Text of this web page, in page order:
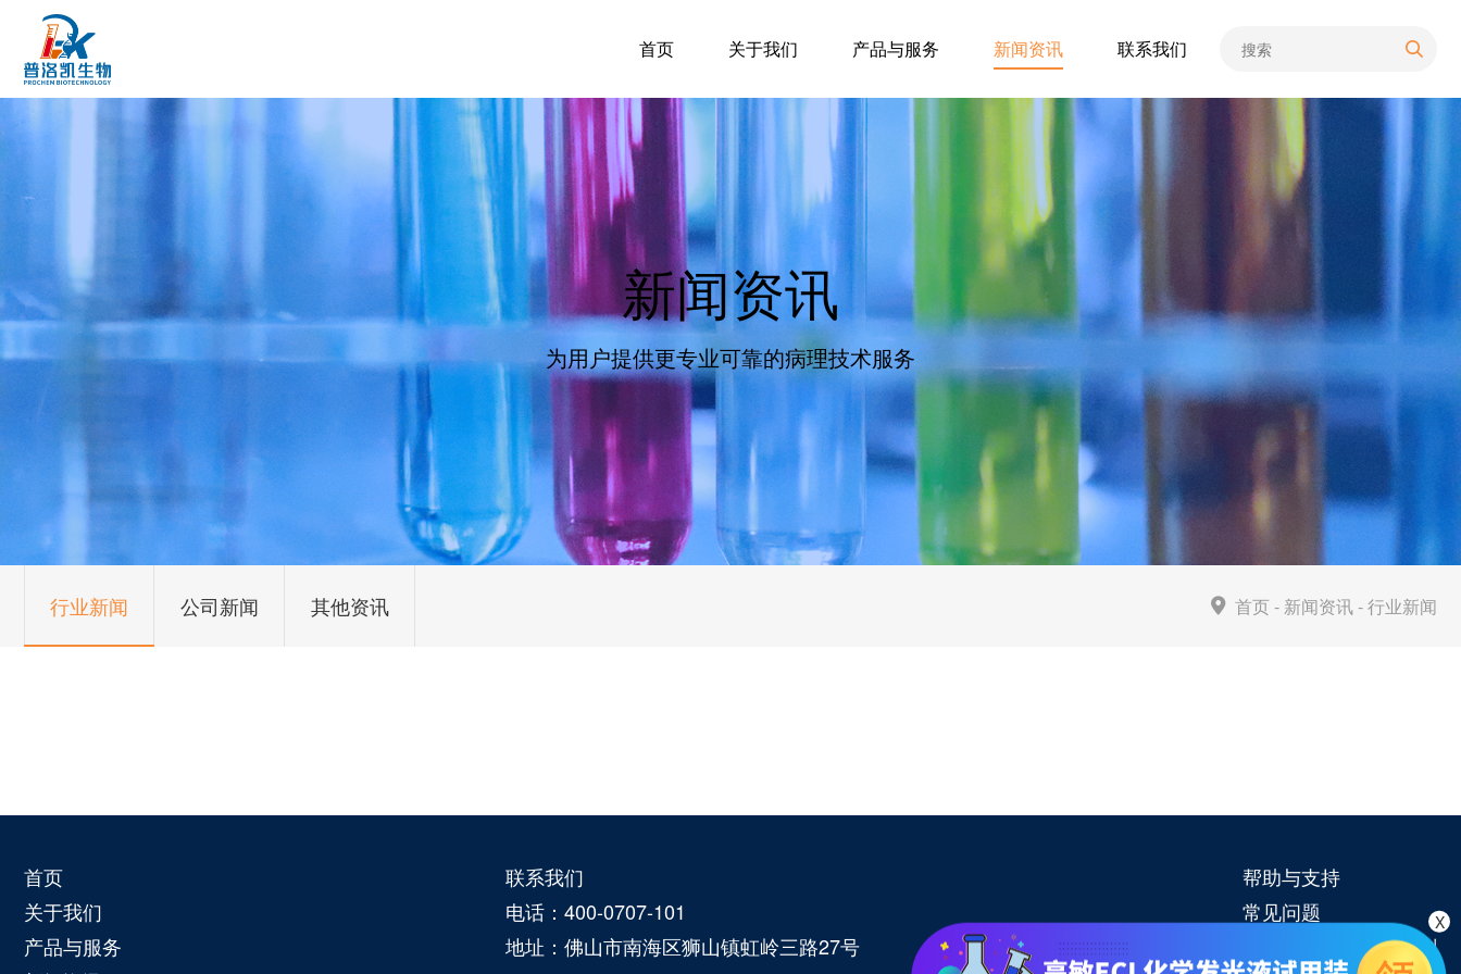
首页 关于我们 产品与服务 新闻资讯 联系我们
新闻资讯
为用户提供更专业可靠的病理技术服务
行业新闻 公司新闻 其他资讯 首页- 新闻资讯-行业新闻
X
首页
关于我们
产品与服务
联系我们
电话：400-0707-101
地址：佛山市南海区狮山镇虹岭三路27号
帮助与支持
常见问题
高敏ECL化学发光试剂